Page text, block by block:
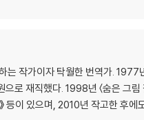
는 작가이자 탁월한 번역가. 1977
로 재직했다. 1998년 〈숨은 그림
》 등이 있으며, 2010년 작고한 후